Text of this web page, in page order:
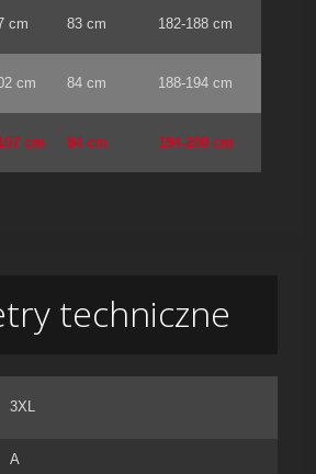
cm 83 cm 182-188 cm
cm 84 cm 188-194 cm
cm 84 cm 194-200 cm
techniczne
3XL
A